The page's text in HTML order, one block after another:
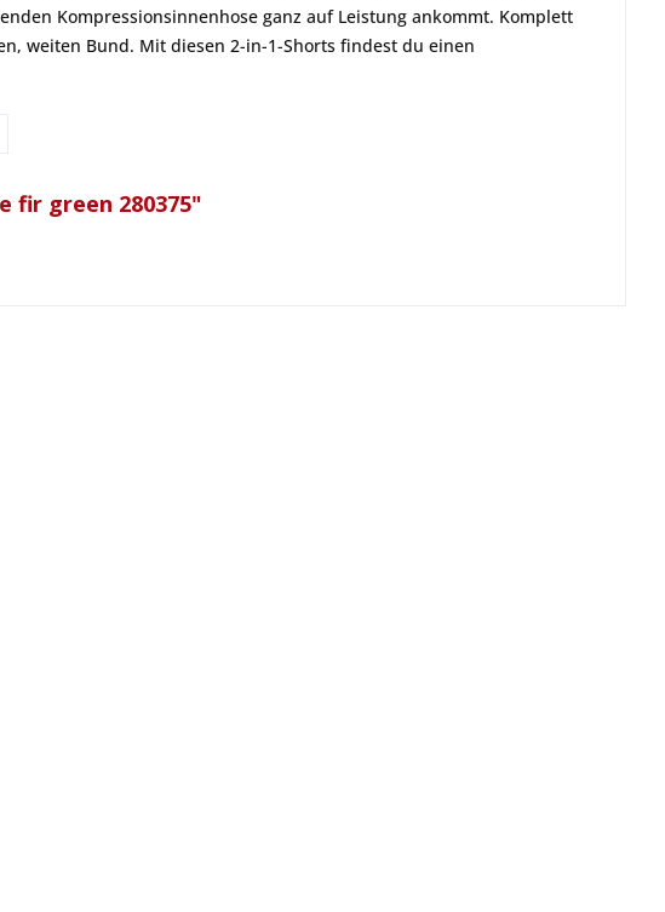
Kompressionsinnenhose ganz auf Leistung ankommt. Komplett
weiten Bund. Mit diesen 2-in-1-Shorts findest du einen
fir green 280375"